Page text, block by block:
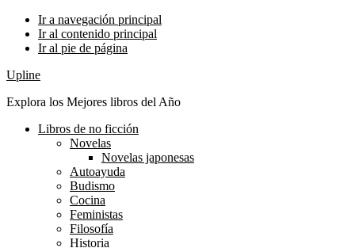
Ir a navegación principal
Ir al contenido principal
Ir al pie de página
Upline
Explora los Mejores libros del Año
Libros de no ficción
Novelas
Novelas japonesas
Autoayuda
Budismo
Cocina
Feministas
Filosofía
Historia